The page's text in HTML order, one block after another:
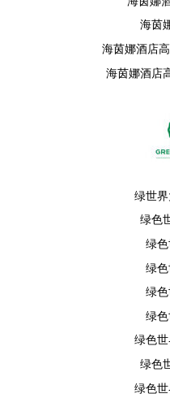
海茵
海茵娜酒店
海茵娜酒店
绿世
绿色
绿
绿
绿
绿
绿色
绿色
绿色